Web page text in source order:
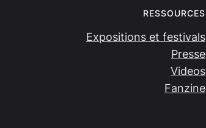
RESSOURCES
Expositions et festivals
Presse
Videos
Fanzine